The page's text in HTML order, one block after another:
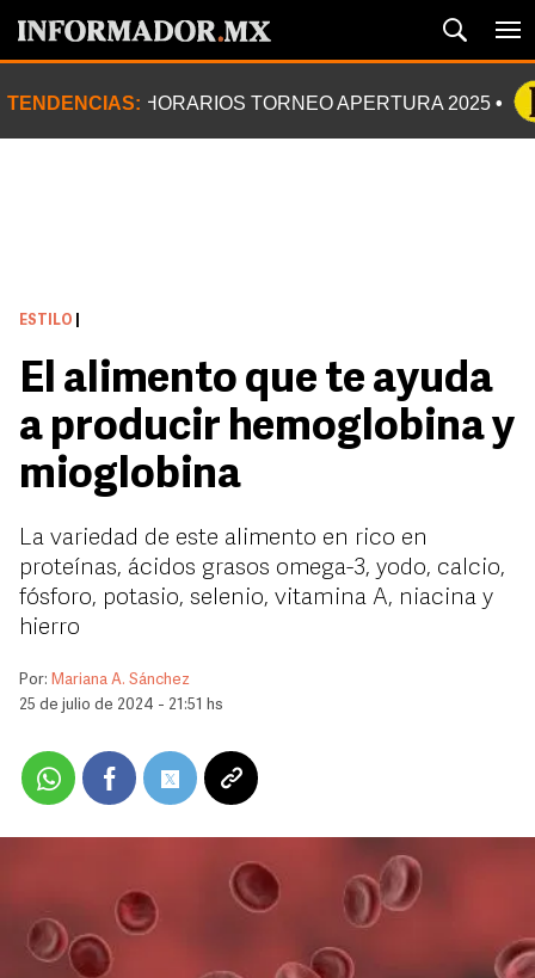
TENDENCIAS: HORARIOS TORNEO APERTURA 2025
ESTILO
El alimento que te ayuda
a producir hemoglobina y
mioglobina
La variedad de este alimento en rico en
proteínas, ácidos grasos omega-3, yodo, calcio,
fósforo, potasio, selenio, vitamina A, niacina y
hierro
Por: Mariana A. Sánchez
25 de julio de 2024 - 21:51 hs